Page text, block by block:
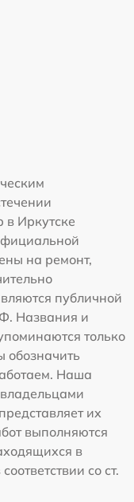
в Иркутске
на ремонт,
публичной
Названия и
только
Наша
их
выполняются
в
со ст.